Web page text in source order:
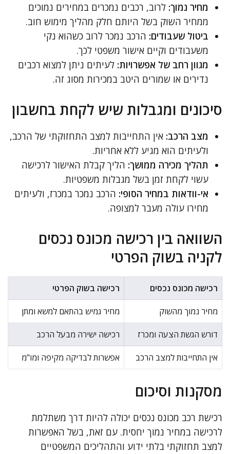
מחיר נמוך: לרוב, רכבים נמכרים במחירים נמוכים
ממחיר השוק בשל היותם חלק מהליך מימוש חוב.
ביטול שעבודים: הרכב נמכר לרוב כשהוא נקי
משעבודים וקיים אישור משפטי לכך.
מגוון רחב של אפשרויות: לעיתים ניתן למצוא רכבים
נדירים או שמורים היטב במכירות מסוג זה.
סיכונים ומגבלות שיש לקחת בחשבון
מצב הרכב: אין התחייבות למצב התחזוקתי של הרכב,
ולעיתים הוא מגיע ללא אחריות.
תהליך מכירה ממושך: הליך קבלת האישור לרכישה
עשוי לקחת זמן בשל מגבלות משפטיות.
אי-וודאות במחיר הסופי: הרכב נמכר במכרז, ולעיתים
מחירו עולה מעבר למצופה.
השוואה בין רכישה מכונס נכסים
לקניה בשוק הפרטי
רכישה מכונס נכסים רכישה בשוק הפרטי
מחיר נמוך מהשוק מחיר גמיש בהתאם למשא ומתן
דורש הגשת הצעה ומכרז רכישה ישירה מבעל הרכב
אין התחייבות למצב הרכב אפשרות לבדיקה מקיפה ומו"מ
מסקנות וסיכום
רכישת רכב מכונס נכסים יכולה להיות דרך משתלמת
לרכישה במחיר נמוך יחסית. עם זאת, בשל האפשרות
למצב תחזוקתי בלתי ידוע והתהליכים המשפטיים